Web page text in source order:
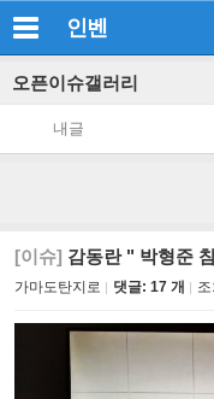
인벤
오픈이슈갤러리
내글
[이슈] 감동란 " 박형준
가마도탄지로 댓글: 17 개